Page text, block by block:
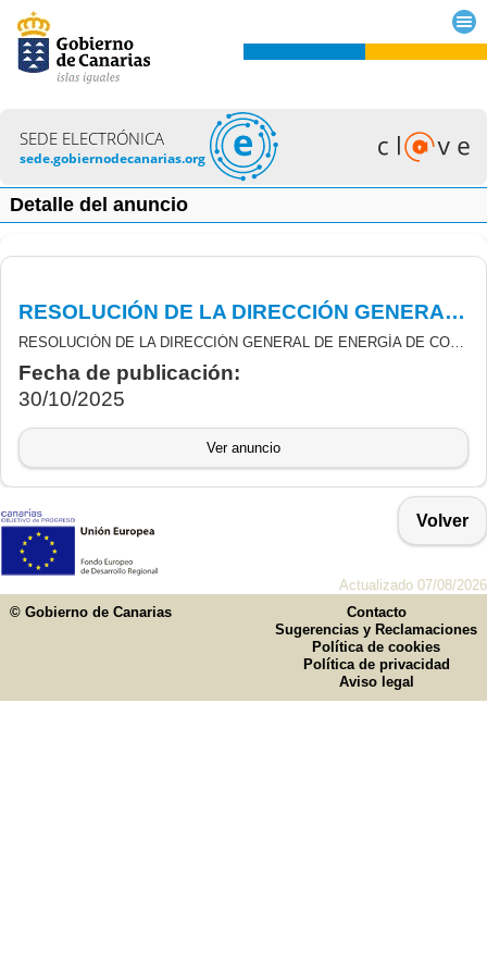
SEDE ELECTRÓNICA
sede.gobiernodecanarias.org
Detalle del anuncio
RESOLUCIÓN DE LA DIRECCIÓN GENERAL DE ENERGÍA DE CORRECCIÓN DE ERRORES DE INCENTIVOS LIGADOS AL AUTOCONSUMO Y ALMACENAMIENTO, CON FUENTES DE ENERGÍA RENOVABLE
RESOLUCIÓN DE LA DIRECCIÓN GENERAL DE ENERGÍA DE CORRECCIÓN DE ERRORES DERIVADOS DE LA CONVOCATORIA APROBADA POR ORDEN N.º 337/2021, DEL CONSEJERO DE TRANSICIÓN ECOLÓGICA, LUCHA CONTRA EL CAMBIO CLIMÁTICO Y PLANIFICACIÓN TERRITORIAL POR LA QUE SE CONVOCAN AYUDAS EN CONCURRENCIA NO COMPETITIVA, PARA EL PERIODO 2021-2023, DERIVADAS REAL DECRETO RD 477/2021, DE 29 DE JUNIO, POR EL QUE SE REGULAN LOS PROGRAMAS DE INCENTIVOS LIGADOS AL AUTOCONSUMO Y ALMACENAMIENTO, CON FUENTES DE ENERGÍA RENOVABLE, ASÍ COMO A LA IMPLANTACIÓN DE PROGRAMAS DE SISTEMAS TÉRMICOS RENOVABLES EN EL SECTOR RESIDENCIAL, EN EL MARCO DEL PLAN DE RECUPERACIÓN TRANSFORMACIÓN Y RESILIENCIA (MRR)
Fecha de publicación:
30/10/2025
Ver anuncio
Volver
Actualizado 07/08/2026
© Gobierno de Canarias
Contacto
Sugerencias y Reclamaciones
Política de cookies
Política de privacidad
Aviso legal